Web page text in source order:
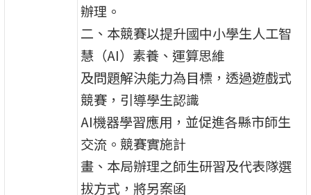
辦理。
二、本競賽以提升國中小學生人工智
慧（AI）素養、運算思維
及問題解決能力為目標，透過遊戲式
競賽，引導學生認識
AI機器學習應用，並促進各縣市師生
交流。競賽實施計
畫、本局辦理之師生研習及代表隊選
拔方式，將另案函